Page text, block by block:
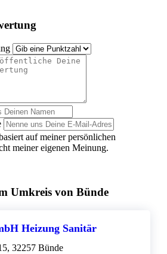
auf meiner persönlichen
meiner eigenen Meinung.
Umkreis von Bünde
Heizung Sanitär
32257 Bünde